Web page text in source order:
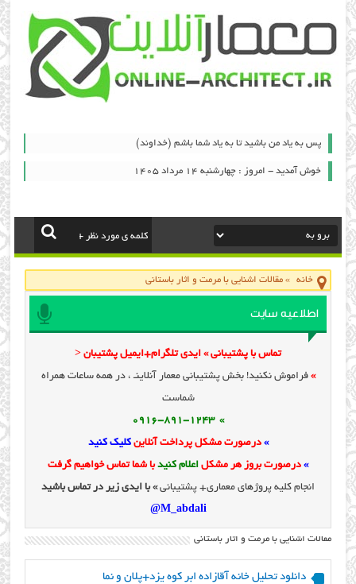
پس به یاد من باشید تا به یاد شما باشم (خداوند)
خوش آمدید - امروز : چهارشنبه ۱۴ مرداد ۱۴۰۵
خانه »مقالات اشنایی با مرمت و اثار باستانی
اطلاعیه سایت
تماس با پشتیبانی » ایدی تلگرام+ایمیل پشتیبان <
» فراموش نکنید! بخش پشتیبانی معمار آنلاینـ ، در همه ساعات همراه
شماست
» 0916-891-1243
» درصورت مشکل پرداخت آنلاینکلیک کنید
» درصورت بروز هر مشکل اعلام کنیدبا شما تماس خواهیم گرفت
انجام کلیه پروژهای معماری+ پشتیبانی» با ایدی زیر در تماس باشید
M_abdali@
مقالات اشنایی با مرمت و اثار باستانی
دانلود تحلیل خانه آقازاده ابر کوه یزد+پلان و نما